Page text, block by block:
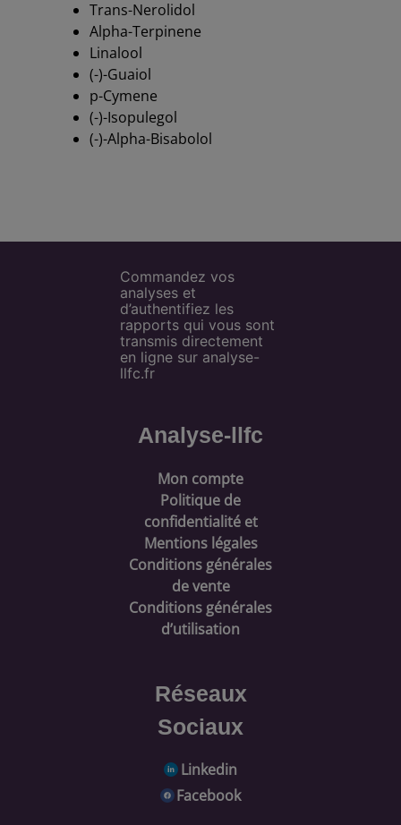
Trans-Nerolidol
Alpha-Terpinene
Linalool
(-)-Guaiol
p-Cymene
(-)-Isopulegol
(-)-Alpha-Bisabolol
Commandez vos
analyses et
d’authentifiez les
rapports qui vous sont
transmis directement
en ligne sur analyse-
llfc.fr
Analyse-llfc
Mon compte
Politique de
confidentialité et
Mentions légales
Conditions générales
de vente
Conditions générales
d’utilisation
Réseaux
Sociaux
Linkedin
Facebook